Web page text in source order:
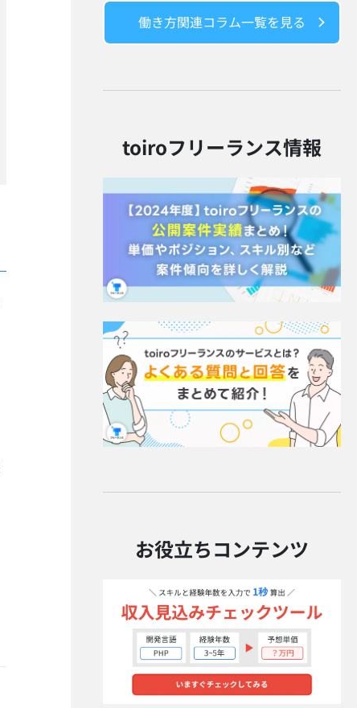
働き方関連コラム一覧を見る
toiroフリーランス情報
お役立ちコンテンツ